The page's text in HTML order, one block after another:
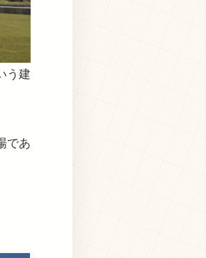
う建
であ